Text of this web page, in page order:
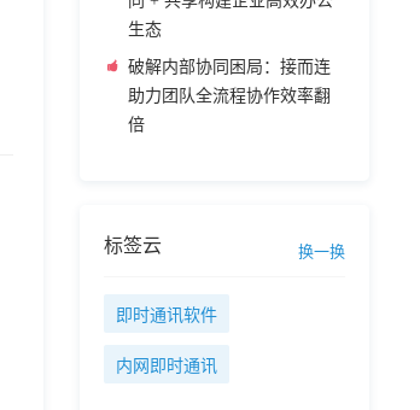
生态
破解内部协同困局：接而连
助力团队全流程协作效率翻
倍
标签云 换一换
即时通讯软件
内网即时通讯